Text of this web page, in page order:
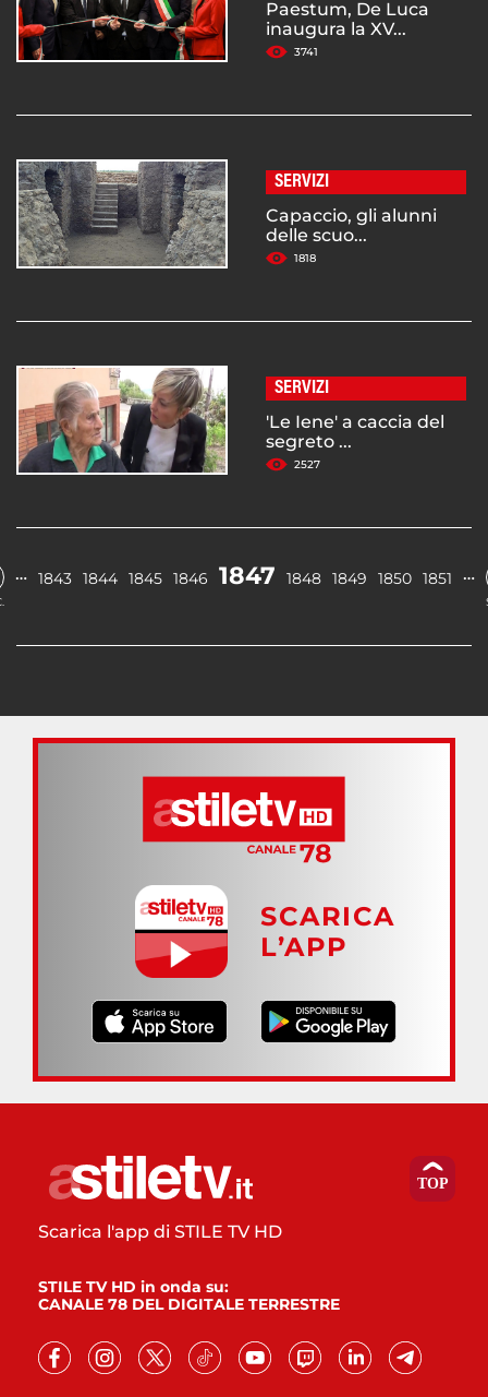
Paestum, De Luca
inaugura la XV...
3741
SERVIZI
Capaccio, gli alunni
delle scuo...
1818
SERVIZI
'Le Iene' a caccia del
segreto ...
2527
… 1843 1844 1845 1846 1847 1848 1849 1850 1851 …
SCARICA
L’APP
Scarica l'app di STILE TV HD
STILE TV HD in onda su:
CANALE 78 DEL DIGITALE TERRESTRE